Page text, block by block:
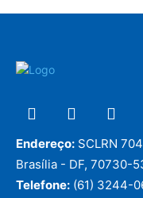
Endereço: SCLRN
Brasília - DF, 70730-
Telefone: (61) 3244-